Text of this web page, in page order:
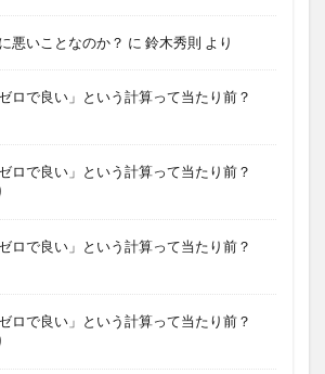
悪いことなのか？ に 鈴木秀則 より
ロで良い」という計算って当たり前？
ロで良い」という計算って当たり前？
ロで良い」という計算って当たり前？
ロで良い」という計算って当たり前？